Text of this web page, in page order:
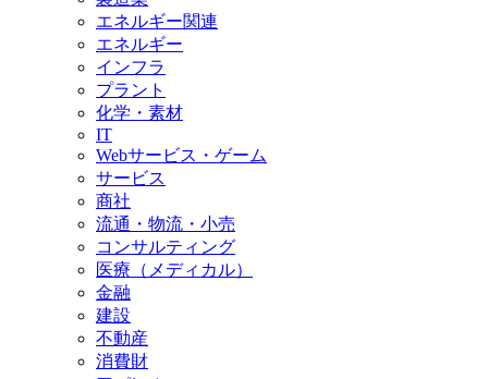
エネルギー関連
エネルギー
インフラ
プラント
化学・素材
IT
Webサービス・ゲーム
サービス
商社
流通・物流・小売
コンサルティング
医療（メディカル）
金融
建設
不動産
消費財